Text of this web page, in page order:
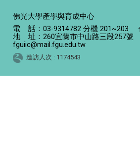
佛光大學產學與育成中心
電 話：03-9314782 分機 201~203
地 址：260宜蘭市中山路三段257號
fguiic@mail.fgu.edu.tw
造訪人次 : 1174543